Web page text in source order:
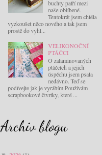
buchty patří mezi
naše oblíbené.
Tentokrát jsem chtěla
vyzkoušet něco nového a tak jsem
prostě do vyhl...
VELIKONOČNÍ
PTÁČCI
O zalaminovaných
ptáčcích a jejich
úspěchu jsem psala
nedávno. Teď se
podívejte jak je vyrábím.Používám
scrapbookové čtvrtky, které ...
Archiv blogu